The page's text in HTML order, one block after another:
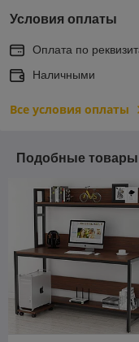
Условия оплаты
Оплата по
Наличными
Все условия оплаты
Подобные